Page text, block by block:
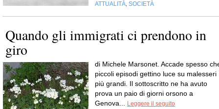
ATTUALITÀ SOCIETÀ
Quando gli immigrati ci prendono in
giro
di Michele Marsonet. Accade spesso
piccoli episodi gettino luce su malesseri
più grandi. Il sottoscritto ne ha avuto
prova un paio di giorni orsono a
Genova...
Leggere il seguito